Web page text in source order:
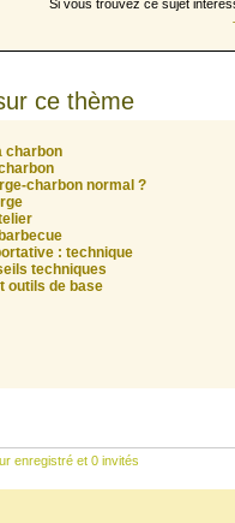
Si vous trouvez ce sujet
ce thème
charbon
charbon normal ?
: technique
techniques
outils de base
enregistré et 0 invités